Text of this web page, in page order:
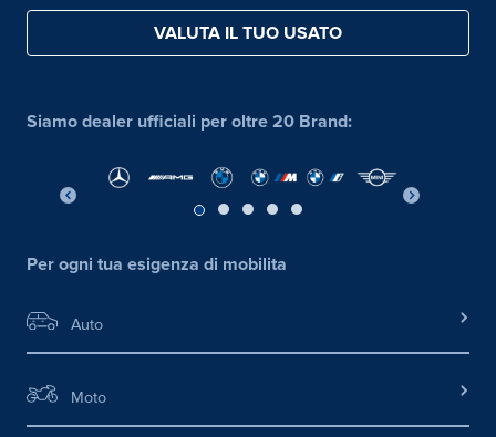
VALUTA IL TUO USATO
Siamo dealer ufficiali per oltre 20 Brand:
Per ogni tua esigenza di mobilita
Auto
Moto